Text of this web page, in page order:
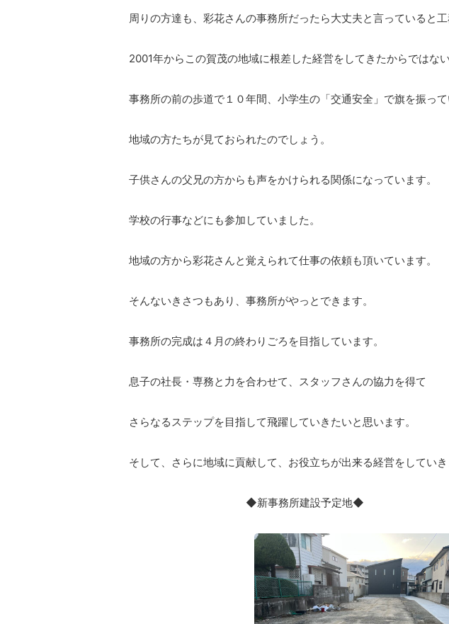
周りの方達も、彩花さんの事務所だったら大丈夫と言っていると
2001年からこの賀茂の地域に根差した経営をしてきたからではない
事務所の前の歩道で１０年間、小学生の「交通安全」で旗を振っ
地域の方たちが見ておられたのでしょう。
子供さんの父兄の方からも声をかけられる関係になっています。
学校の行事などにも参加していました。
地域の方から彩花さんと覚えられて仕事の依頼も頂いています。
そんないきさつもあり、事務所がやっとできます。
事務所の完成は４月の終わりごろを目指しています。
息子の社長・専務と力を合わせて、スタッフさんの協力を得て
さらなるステップを目指して飛躍していきたいと思います。
そして、さらに地域に貢献して、お役立ちが出来る経営をしていき
◆新事務所建設予定地◆